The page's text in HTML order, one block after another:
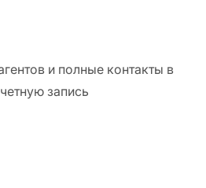
и полные контакты в
запись